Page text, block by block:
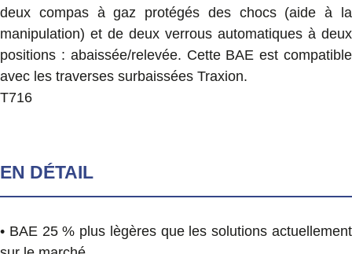
deux compas à gaz protégés des chocs (aide à la
manipulation) et de deux verrous automatiques à deux
positions : abaissée/relevée. Cette BAE est compatible
avec les traverses surbaissées Traxion.
T716
EN DÉTAIL
• BAE 25 % plus lègères que les solutions actuellement